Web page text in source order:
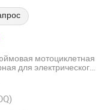
мотоциклетная
для электрического